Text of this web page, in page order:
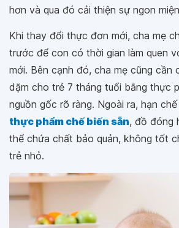
hơn và qua đó cải thiện sự ngon
Khi thay đổi thực đơn mới, cha mẹ
trước để con có thời gian làm quen
mới. Bên cạnh đó, cha mẹ cũng cần
dặm cho trẻ 7 tháng tuổi bằng thực
nguồn gốc rõ ràng. Ngoài ra, hạn
thực phẩm chế biến sẵn, đồ đóng
thể chứa chất bảo quản, không tốt
trẻ nhỏ.